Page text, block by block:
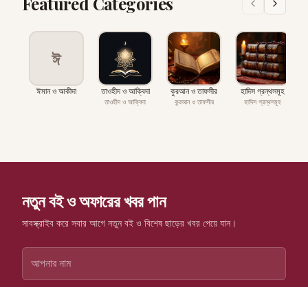
ঈ
ঈমান ও আকীদা তাওহীদ ও আক্বিদা
তাওহীদ ও আক্বিদা
কুরআন ও তাফসীর
কুরআন ও তাফসীর
হাদিস গ্রন্থসমূহ
হাদিস গ্রন্থসমূহ
নতুন বই ও অফারের খবর পান
সাবস্ক্রাইব করে সবার আগে নতুন বই ও বিশেষ ছাড়ের খবর পেয়ে যান।